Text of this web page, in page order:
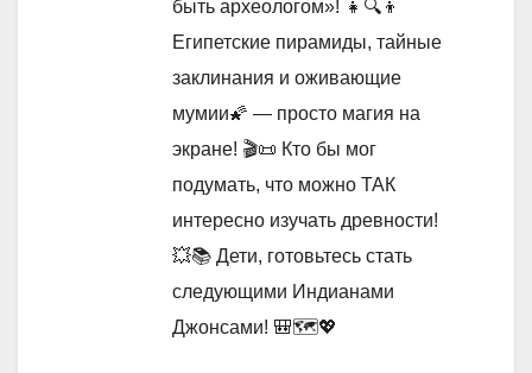
быть археологом»! 👧🔍👦
Египетские пирамиды, тайные
заклинания и оживающие
мумии🌠 — просто магия на
экране! 🎬📜 Кто бы мог
подумать, что можно ТАК
интересно изучать древности!
💥📚 Дети, готовьтесь стать
следующими Индианами
Джонсами! 🎒🗺️💖